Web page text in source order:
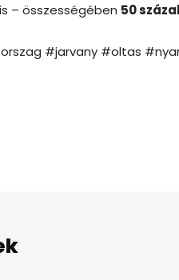
– összességében 50
#jarvany #oltas